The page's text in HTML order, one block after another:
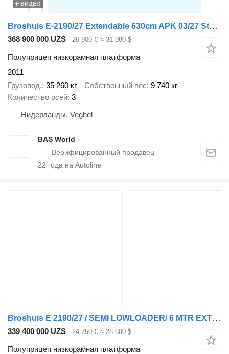
ВИДЕО
Broshuis E-2190/27 Extendable 630cm APK 03/27 Steering Axle
368 900 000 UZS 26 900 € ≈ 31 080 $
Полуприцеп низкорамная платформа
2011
Грузопод. 35 260 кг Собственный вес 9 740 кг
Количество осей 3
Нидерланды, Veghel
BAS World
22 года на Autoline
Broshuis E 2190/27 / SEMI LOWLOADER/ 6 MTR EXTENDIBLE/SAF DRUM/REFURBISHE
339 400 000 UZS 24 750 € ≈ 28 600 $
Полуприцеп низкорамная платформа